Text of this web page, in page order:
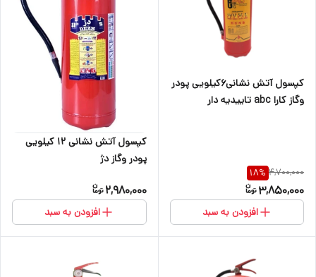
کپسول آتش نشانی۶کیلویی پودر
وگاز کارا abc تاییدیه دار
4,700,000
18%
3,850,000
افزودن به سبد
کپسول آتش نشانی ۱۲ کیلویی
پودر وگاز دژ
2,980,000
افزودن به سبد